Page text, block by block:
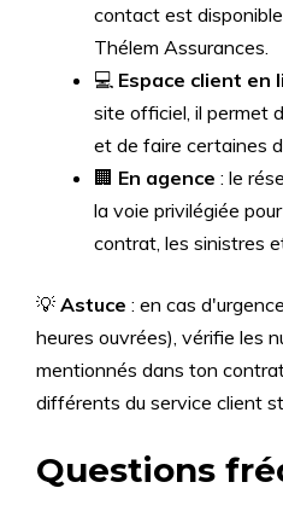
contact est
Thélem Assurances.
💻 Espace client en
site officiel, il permet
et de faire certaines
🏢 En agence : le
la voie privilégiée
contrat, les sinistres
💡 Astuce : en cas
heures ouvrées), vérifie les
mentionnés dans ton
différents du service client
Questions